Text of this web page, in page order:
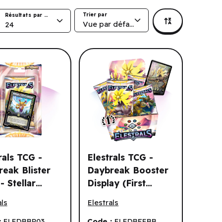
Résultats par page
24
Trier par
Vue par défaut
TCG -
Blister
Stellar
(3pk) (EN)
Elestrals TCG -
Daybreak Booster
Display (First
(EN)
Elestrals